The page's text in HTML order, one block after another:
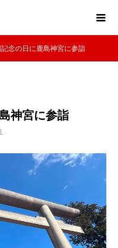
念の日に鹿島神宮に参詣
神宮に参詣